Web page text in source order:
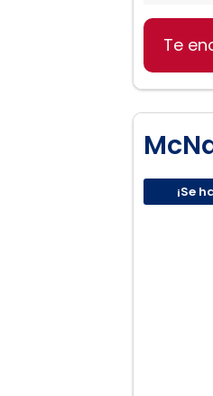
Te
¡Se